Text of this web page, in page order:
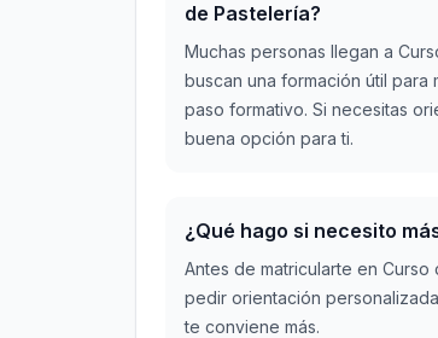
de Pastelería?
Muchas personas llegan a
buscan una formación útil
paso formativo. Si necesitas
buena opción para ti.
¿Qué hago si necesito
Antes de matricularte en
pedir orientación
te conviene más.